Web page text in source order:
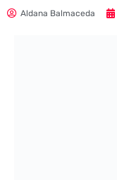
Aldana Balmaceda